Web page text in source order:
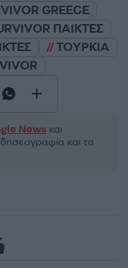
GREECE
ΠΑΙΚΤΕΣ
ΤΟΥΡΚΙΑ
News και
και τα